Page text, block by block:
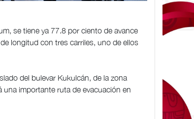
se tiene ya 77.8 por ciento de avance
longitud con tres carriles, uno de ellos
del bulevar Kukulcán, de la zona
una importante ruta de evacuación en